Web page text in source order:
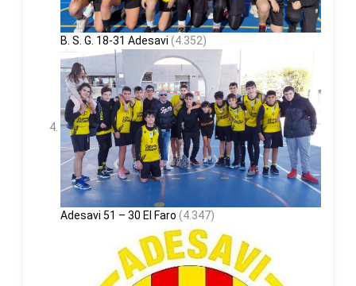
B. S. G. 18-31 Adesavi (4.352)
Adesavi 51 – 30 El Faro (4.347)